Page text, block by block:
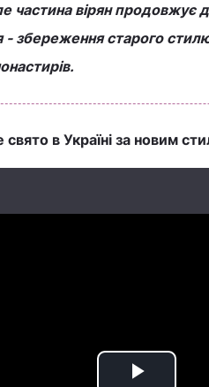
частина вірян продовжує
- збереження старого
в Україні за новим